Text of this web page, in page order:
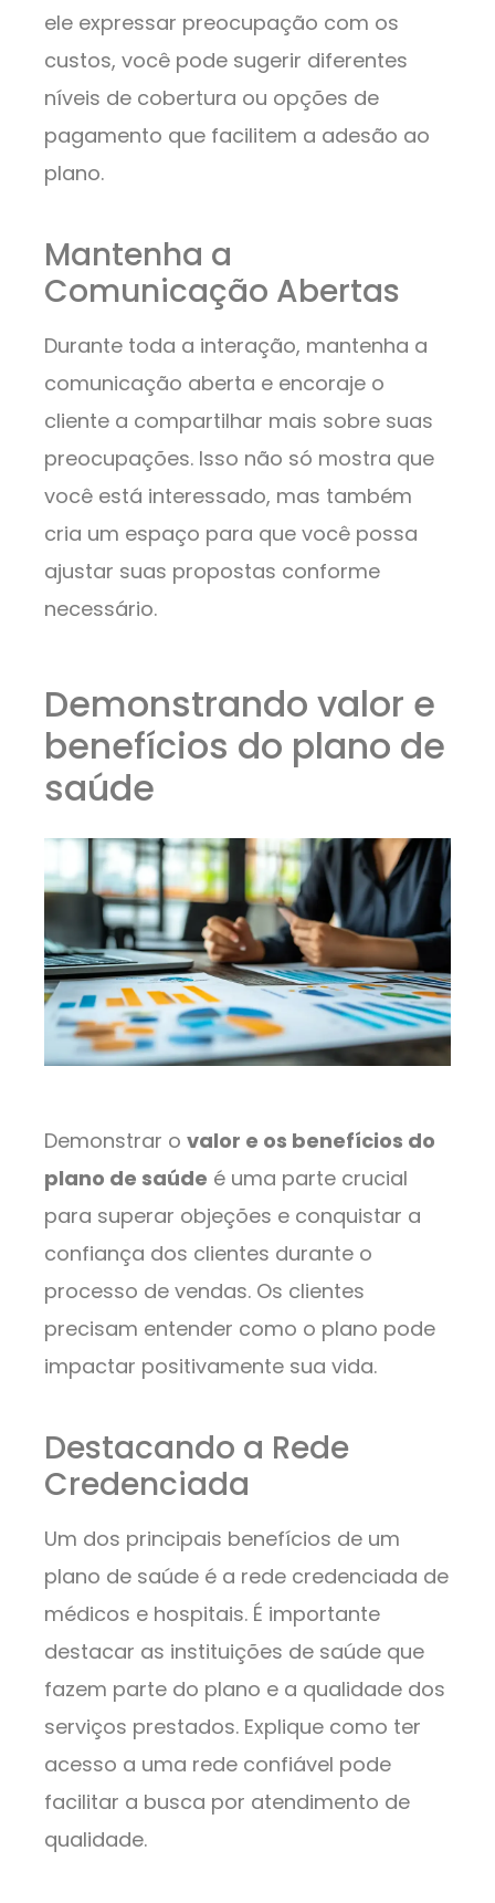
ele expressar preocupação com os
custos, você pode sugerir diferentes
níveis de cobertura ou opções de
pagamento que facilitem a adesão ao
plano.
Mantenha a
Comunicação Abertas
Durante toda a interação, mantenha a
comunicação aberta e encoraje o
cliente a compartilhar mais sobre suas
preocupações. Isso não só mostra que
você está interessado, mas também
cria um espaço para que você possa
ajustar suas propostas conforme
necessário.
Demonstrando valor e
benefícios do plano de
saúde
Demonstrar o valor e os benefícios do
plano de saúde é uma parte crucial
para superar objeções e conquistar a
confiança dos clientes durante o
processo de vendas. Os clientes
precisam entender como o plano pode
impactar positivamente sua vida.
Destacando a Rede
Credenciada
Um dos principais benefícios de um
plano de saúde é a rede credenciada de
médicos e hospitais. É importante
destacar as instituições de saúde que
fazem parte do plano e a qualidade dos
serviços prestados. Explique como ter
acesso a uma rede confiável pode
facilitar a busca por atendimento de
qualidade.